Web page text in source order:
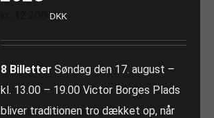
DKK
8 Billetter Søndag den 17. august –
kl. 13.00 – 19.00 Victor Borges Plads
bliver traditionen tro dækket op, når